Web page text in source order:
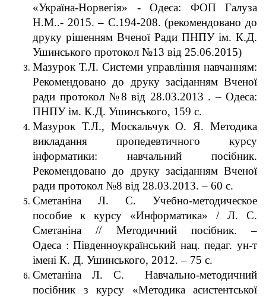
«Україна-Норвегія» - Одеса: ФОП Галуза
Н.М..- 2015. – С.194-208. (рекомендовано до
друку рішенням Вченої Ради ПНПУ ім. К.Д.
Ушинського протокол №13 від 25.06.2015)
Мазурок Т.Л. Системи управління навчанням:
Рекомендовано до друку засіданням Вченої
ради протокол №8 від 28.03.2013 . – Одеса:
ПНПУ ім. К.Д. Ушинського, 159 с.
Мазурок Т.Л., Москальчук О. Я. Методика
викладання пропедевтичного курсу
інформатики: навчальний посібник.
Рекомендовано до друку засіданням Вченої
ради протокол №8 від 28.03.2013. – 60 с.
Сметаніна Л. С. Учебно-методическое
пособие к курсу «Информатика» / Л. С.
Сметаніна // Методичний посібник. –
Одеса : Південноукраїнський нац. педаг. ун-т
імені К. Д. Ушинського, 2012. – 75 с.
Сметаніна Л. С. Навчально-методичний
посібник з курсу «Методика асистентської